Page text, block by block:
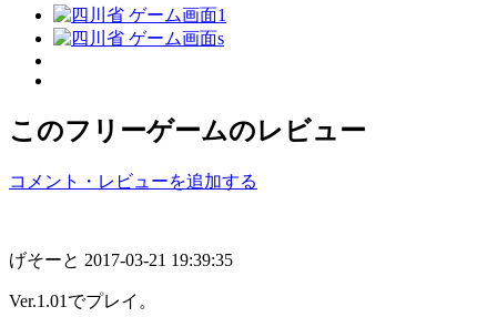
このフリーゲームのレビュー
コメント・レビューを追加する
げそーと 2017-03-21 19:39:35
Ver.1.01でプレイ。